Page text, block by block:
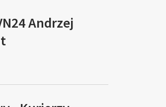
Andrzej